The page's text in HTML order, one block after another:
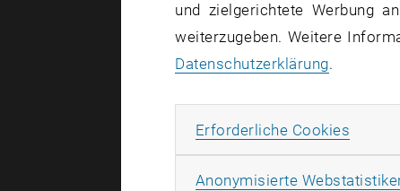
und zielgerichtete Werbung
weiterzugeben. Weitere
Datenschutzerklärung.
Erforderliche Cookies
Anonymisierte